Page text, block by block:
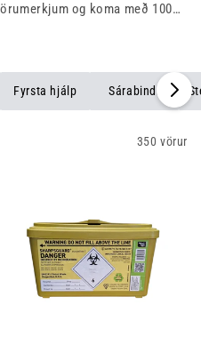
og koma með 100%
við upp á hraðvirka,
Fyrsta hjálp Sárabindi
350 vörur